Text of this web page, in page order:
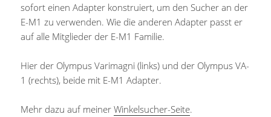
sofort einen Adapter konstruiert, um den Sucher an der
E-M1 zu verwenden. Wie die anderen Adapter passt er
auf alle Mitglieder der E-M1 Familie.
Hier der Olympus Varimagni (links) und der Olympus VA-
1 (rechts), beide mit E-M1 Adapter.
Mehr dazu auf meinerWinkelsucher-Seite.